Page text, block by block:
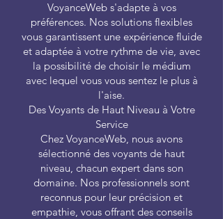
VoyanceWeb s'adapte à vos
préférences. Nos solutions flexibles
vous garantissent une expérience fluide
et adaptée à votre rythme de vie, avec
la possibilité de choisir le médium
avec lequel vous vous sentez le plus à
l'aise.
Des Voyants de Haut Niveau à Votre
Service
Chez VoyanceWeb, nous avons
sélectionné des voyants de haut
niveau, chacun expert dans son
domaine. Nos professionnels sont
reconnus pour leur précision et
empathie, vous offrant des conseils